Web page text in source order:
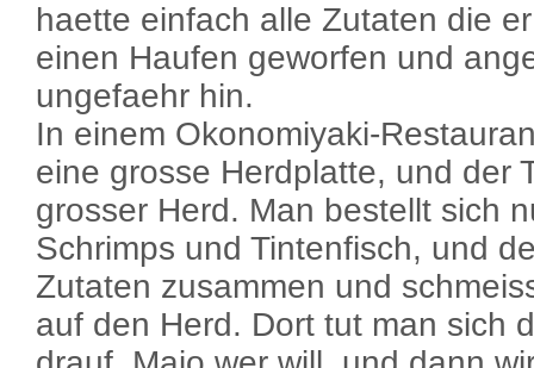
haette einfach alle Zutaten die
einen Haufen geworfen und
ungefaehr hin.
In einem Okonomiyaki-
eine grosse Herdplatte, und der
grosser Herd. Man bestellt sich
Schrimps und Tintenfisch, und
Zutaten zusammen und
auf den Herd. Dort tut man sich